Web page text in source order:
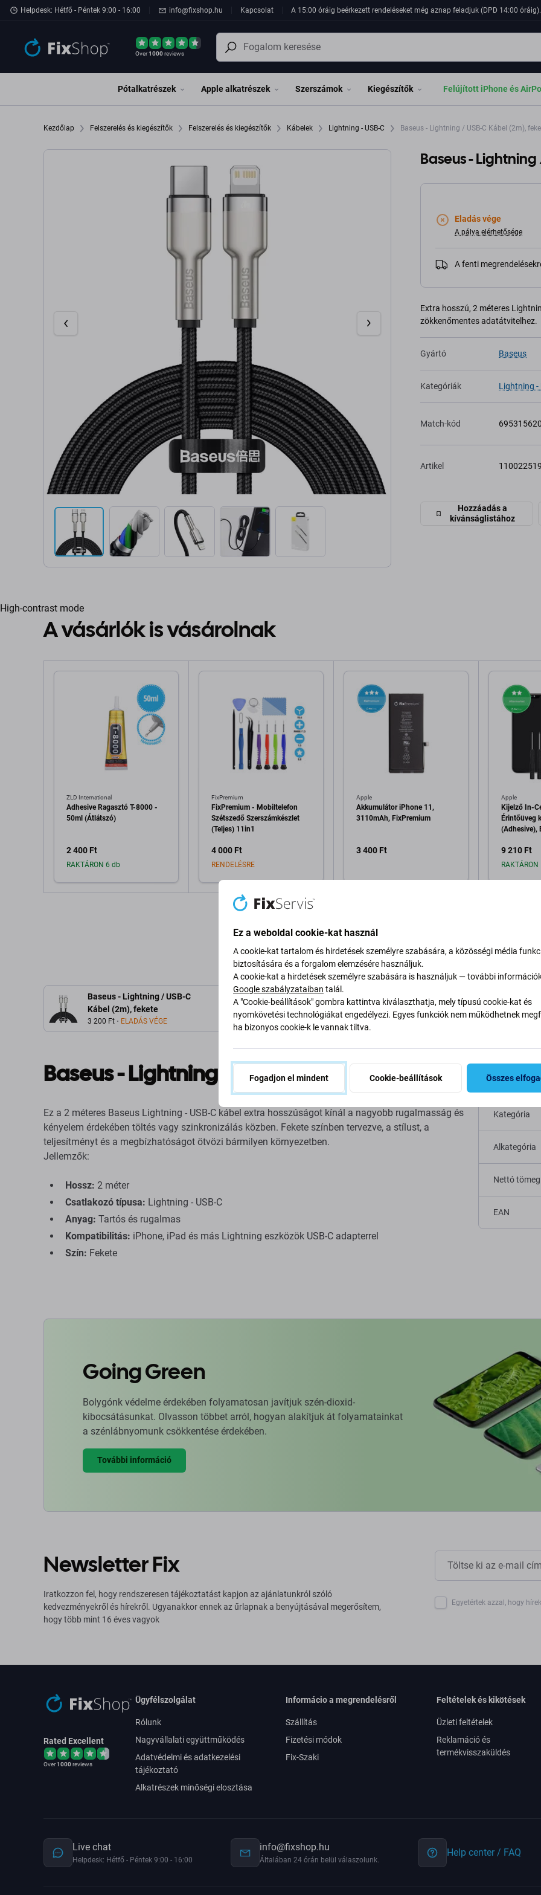
Ugrás az oldal fő részéhez
Helpdesk: Hétfő - Péntek 9:00 - 16:00 info@fixshop.hu Kapcsolat A 15:00 óráig beérkezett rendeléseket még aznap feladjuk (DPD 14:00
Over1000reviews
Pótalkatrészek Apple alkatrészek Szerszámok Kiegészítők Felújított iPhone és
Kezdőlap Felszerelés és kiegészítők Felszerelés és kiegészítők Kábelek Lightning - USB-C Baseus - Lightning / USB-C Kábel (2m),
Baseus -
Eladás vége
A pálya elérhetősége
A fenti
Extra hosszú, 2 méteres
zökkenőmentes adatátvitelhez.
Gyártó Baseus
Kategóriák Lightning -
Match-kód
Artikel
Hozzáadás a
kívánságlistához
High-contrast mode
A vásárlók is vásárolnak
ZLD International
Adhesive Ragasztó T-8000 -
50ml (Átlátszó)
2 400 Ft
RAKTÁRON 6 db
Hozzáadás a kosárhoz
FixPremium
FixPremium - Mobiltelefon
Szétszedő Szerszámkészlet
(Teljes) 11in1
4 000 Ft
RENDELÉSRE
Apple
Akkumulátor iPhone 11,
3110mAh, FixPremium
3 400 Ft
Apple
Kijelző In-
Érintőüveg
(Adhesive),
9 210 Ft
Baseus - Lightning / USB-C
Kábel (2m), fekete
3 200 Ft ELADÁS VÉGE
Leírás és specifikáció Szállítás és
Baseus - Lightning / USB-C kábel (2m), fekete
Ez a 2 méteres Baseus Lightning - USB-C kábel extra hosszúságot kínál a nagyobb rugalmasság és
kényelem érdekében töltés vagy szinkronizálás közben. Fekete színben tervezve, a stílust, a
teljesítményt és a megbízhatóságot ötvözi bármilyen környezetben.
Jellemzők:
Hossz: 2 méter
Csatlakozó típusa: Lightning - USB-C
Anyag: Tartós és rugalmas
Kompatibilitás: iPhone, iPad és más Lightning eszközök USB-C adapterrel
Szín: Fekete
Kategória
Alkategória
Nettó
EAN
Going Green
Bolygónk védelme érdekében folyamatosan javítjuk szén-dioxid-
kibocsátásunkat. Olvasson többet arról, hogyan alakítjuk át folyamatainkat
a szénlábnyomunk csökkentése érdekében.
További információ
Newsletter Fix
Iratkozzon fel, hogy rendszeresen tájékoztatást kapjon az ajánlatunkról szóló
kedvezményekről és hírekről. Ugyanakkor ennek az űrlapnak a benyújtásával megerősítem,
hogy több mint 16 éves vagyok
Egyetértek azzal, hogy
Rated Excellent
Over1000reviews
Ügyfélszolgálat
Rólunk
Nagyvállalati együttműködés
Adatvédelmi és adatkezelési
tájékoztató
Alkatrészek minőségi elosztása
Informácio a megrendelésről
Szállítás
Fizetési módok
Fix-Szaki
Feltételek és kikötések
Üzleti feltételek
Reklamáció és
termékvisszaküldés
Live chat
Helpdesk: Hétfő - Péntek 9:00 - 16:00
info@fixshop.hu
Általában 24 órán belül válaszolunk.
Help center / FAQ
Ez a weboldal cookie-kat használ
A cookie-kat tartalom és hirdetések személyre szabására, a közösségi média
biztosítására és a forgalom elemzésére használjuk.
A cookie-kat a hirdetések személyre szabására is használjuk — további
Google szabályzataiban talál.
A "Cookie-beállítások" gombra kattintva kiválaszthatja, mely típusú cookie-kat és
nyomkövetési technológiákat engedélyezi. Egyes funkciók nem működhetnek
ha bizonyos cookie-k le vannak tiltva.
Fogadjon el mindent Cookie-beállítások Összes